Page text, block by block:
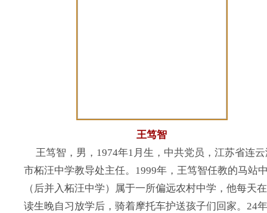
王笃智
王笃智，男，1974年1月生，中共党员，江苏省连
市柘汪中学教导处主任。1999年，王笃智任教的马站
（后并入柘汪中学）属于一所偏远农村中学，他每天
读生晚自习放学后，骑着摩托车护送孩子们回家。24年